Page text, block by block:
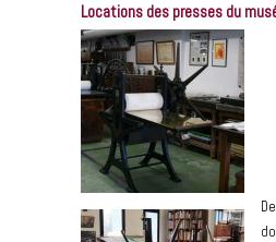
Locations des presses du